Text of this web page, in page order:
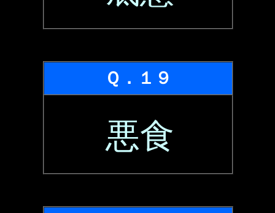
Ｑ．１９
悪食